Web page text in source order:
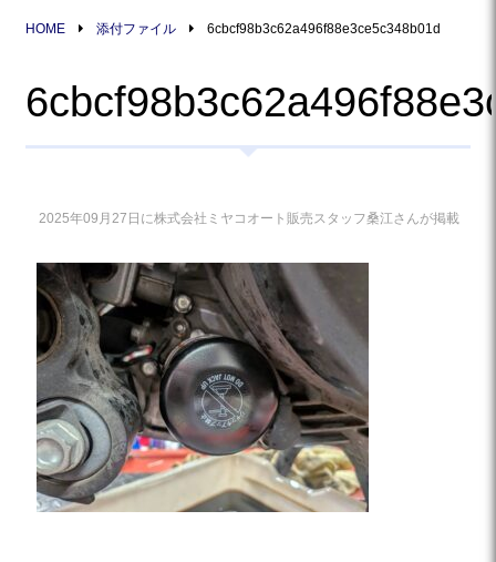
HOME 添付ファイル 6cbcf98b3c62a496f88e3ce5c348b01d
2025年09月27日に株式会社ミヤコオート販売スタッフ桑江さんが掲載